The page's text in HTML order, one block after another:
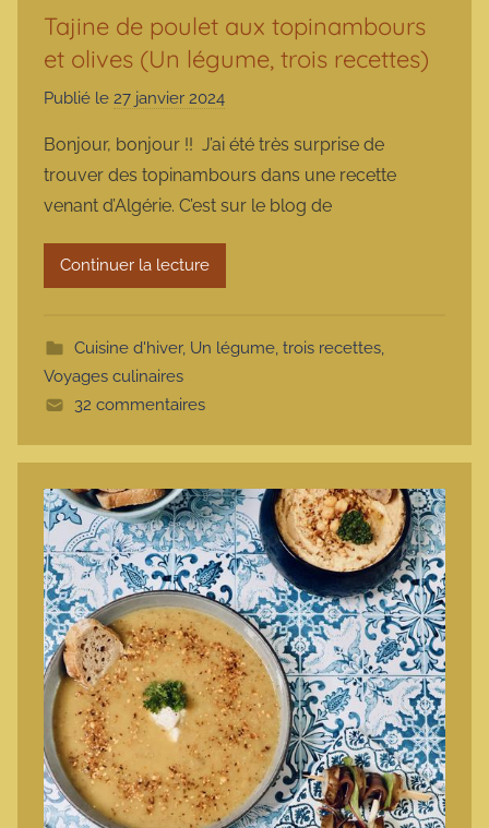
Tajine de poulet aux topinambours
et olives (Un légume, trois recettes)
Publié le 27 janvier 2024
m
a
r
t
Bonjour, bonjour !! J’ai été très surprise de
trouver des topinambours dans une recette
venant d’Algérie. C’est sur le blog de
Continuer la lecture
Cuisine d'hiver, Un légume, trois recettes,
Voyages culinaires
32 commentaires